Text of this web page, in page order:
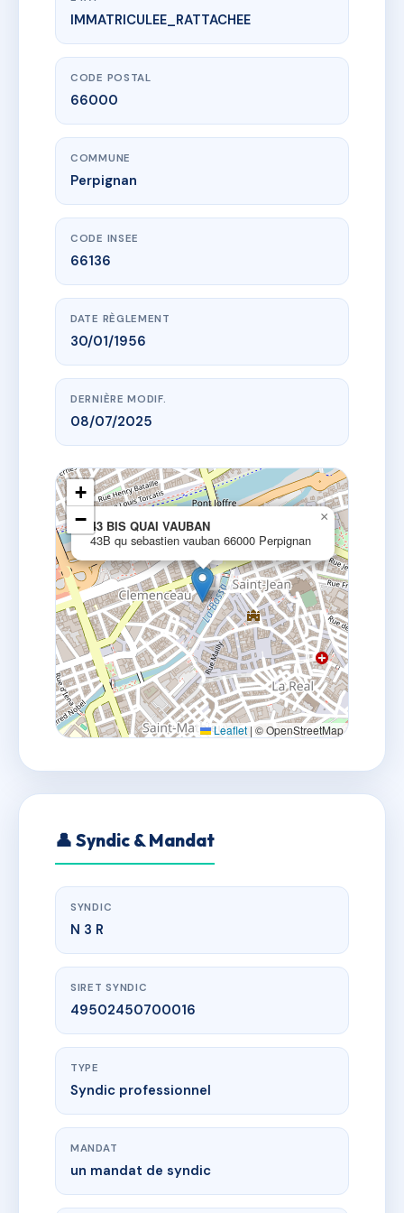
www.vme.plus/AA7703051
43 BIS QUAI VAUBAN
43B qu sebastien vauban
IMMATRICULEE_RATTACHEE
CODE POSTAL
66000
COMMUNE
Perpignan
CODE INSEE
66136
DATE RÈGLEMENT
30/01/1956
DERNIÈRE MODIF.
08/07/2025
43 BIS QUAI VAUBAN
43B qu sebastien vauban 66000 Perpignan
×
+
−
Leaflet | © OpenStreetMap
👤 Syndic & Mandat
SYNDIC
N 3 R
SIRET SYNDIC
49502450700016
TYPE
Syndic professionnel
MANDAT
un mandat de syndic